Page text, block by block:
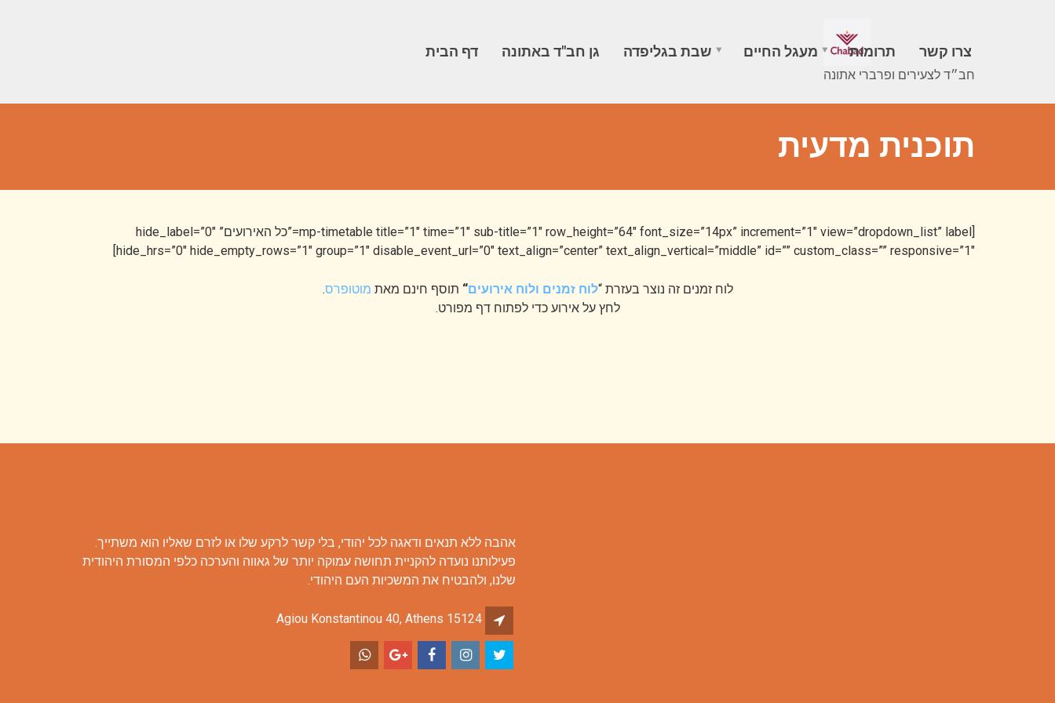
חב״ד לצעירים ופרברי אתונה
דף הבית גן חב"ד באתונה שבת בגליפדה מעגל החיים תרומות צרו קשר
תוכנית מדעית
[mp-timetable title=”1″ time=”1″ sub-title=”1″ row_height=”64″ font_size=”14px” increment=”1″ view=”dropdown_list” label=”כל האירועים” hide_label=”0″
hide_hrs=”0″ hide_empty_rows=”1″ group=”1″ disable_event_url=”0″ text_align=”center” text_align_vertical=”middle” id=”” custom_class=”” responsive=”1″]
לוח זמנים זה נוצר בעזרת “לוח זמנים ולוח אירועים“ תוסף חינם מאת מוטופרס.
לחץ על אירוע כדי לפתוח דף מפורט.
אהבה ללא תנאים ודאגה לכל יהודי, בלי קשר לרקע שלו או לזרם שאליו הוא משתייך.
פעילותנו נועדה להקניית תחושה עמוקה יותר של גאווה והערכה כלפי המסורת היהודית
שלנו, ולהבטיח את המשכיות העם היהודי.
Agiou Konstantinou 40, Athens 15124